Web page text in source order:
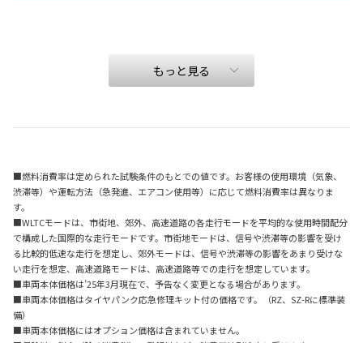
もっと見る
■燃料消費率は定められた試験条件のもとでの値です。お客様の使用環境（気象、
渋滞等）や運転方法（急発進、エアコン使用等）に応じて燃料消費率は異なりま
す。
■WLTCモードは、市街地、郊外、高速道路の各走行モードを平均的な使用時間配分
で構成した国際的な走行モードです。市街地モードは、信号や渋滞等の影響を受け
る比較的低速な走行を想定し、郊外モードは、信号や渋滞等の影響をあまり受けな
い走行を想定、高速道路モードは、高速道路等での走行を想定しています。
■車両本体価格は’25年3月現在で、予告なく変更となる場合があります。
■車両本体価格はタイヤパンク応急修理キット付の価格です。（RZ、SZ-Rに標準装
備）
■車両本体価格にはオプション価格は含まれていません。